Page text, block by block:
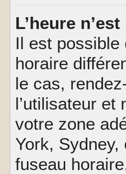
L’heure
Il est possible
horaire
le cas,
l’utilisateur
votre zone
York,
fuseau